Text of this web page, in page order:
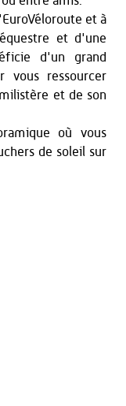
et à
et d'une
d'un grand
vous ressourcer
et de son
où vous
de soleil sur